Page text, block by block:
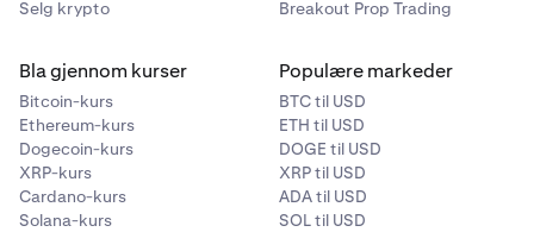
Selg krypto
Breakout Prop Trading
Bla gjennom kurser
Bitcoin-kurs
Ethereum-kurs
Dogecoin-kurs
XRP-kurs
Cardano-kurs
Solana-kurs
Populære markeder
BTC til USD
ETH til USD
DOGE til USD
XRP til USD
ADA til USD
SOL til USD